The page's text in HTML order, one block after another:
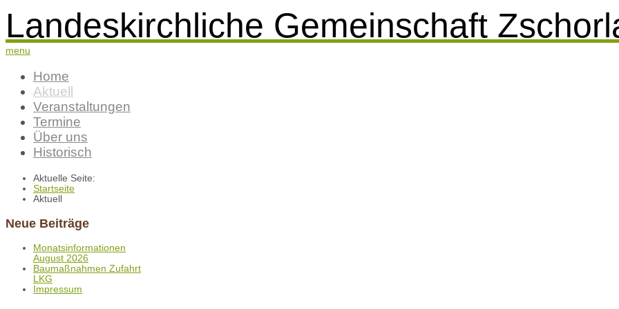
Landeskirchliche Gemeinschaft
menu
Home
Aktuell
Veranstaltungen
Termine
Über uns
Historisch
Aktuelle Seite:
Startseite
Aktuell
Neue Beiträge
Monatsinformationen
August 2026
Baumaßnahmen Zufahrt
LKG
Impressum